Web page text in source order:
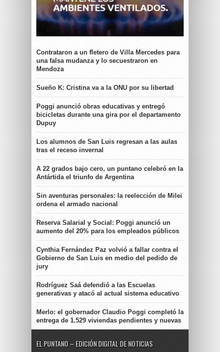
Contrataron a un fletero de Villa Mercedes para
una falsa mudanza y lo secuestraron en
Mendoza
Sueño K: Cristina va a la ONU por su libertad
Poggi anunció obras educativas y entregó
bicicletas durante una gira por el departamento
Dupuy
Los alumnos de San Luis regresan a las aulas
tras el receso invernal
A 22 grados bajo cero, un puntano celebró en la
Antártida el triunfo de Argentina
Sin aventuras personales: la reelección de Milei
ordena el armado nacional
Reserva Salarial y Social: Poggi anunció un
aumento del 20% para los empleados públicos
Cynthia Fernández Paz volvió a fallar contra el
Gobierno de San Luis en medio del pedido de
jury
Rodríguez Saá defendió a las Escuelas
generativas y atacó al actual sistema educativo
Merlo: el gobernador Claudio Poggi completó la
entrega de 1.529 viviendas pendientes y nuevas
EL PUNTANO – EDICIÓN DIGITAL DE NOTICIAS